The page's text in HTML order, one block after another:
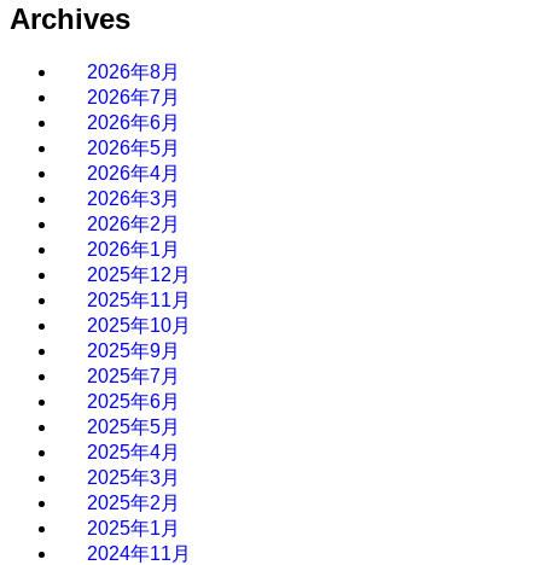
Archives
2026年8月
2026年7月
2026年6月
2026年5月
2026年4月
2026年3月
2026年2月
2026年1月
2025年12月
2025年11月
2025年10月
2025年9月
2025年7月
2025年6月
2025年5月
2025年4月
2025年3月
2025年2月
2025年1月
2024年11月